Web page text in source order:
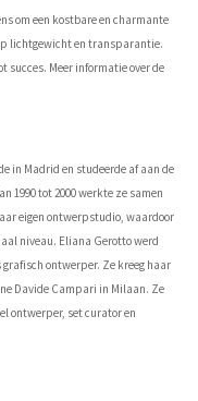
om een ​​kostbare en charmante
lichtgewicht en transparantie.
succes. Meer informatie over de
in Madrid en studeerde af aan de
1990 tot 2000 werkte ze samen
eigen ontwerpstudio, waardoor
niveau. Eliana Gerotto werd
ontwerper. Ze kreeg haar
Davide Campari in Milaan. Ze
ontwerper, set curator en